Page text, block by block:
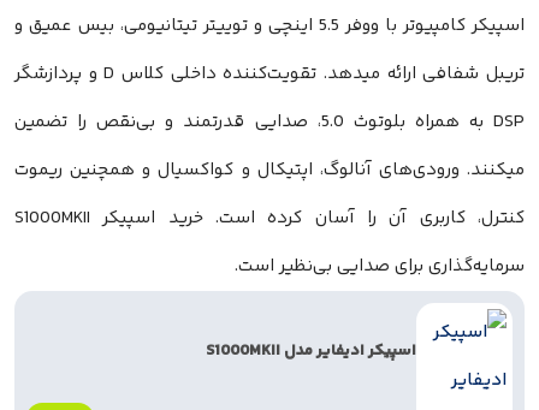
اسپیکر کامپیوتر با ووفر 5.5 اینچی و توییتر تیتانیومی، بیس عمیق و
تریبل شفافی ارائه میدهد. تقویت‌کننده داخلی کلاس D و پردازشگر
DSP به همراه بلوتوث 5.0، صدایی قدرتمند و بی‌نقص را تضمین
آنالوگ، اپتیکال و کواکسیال و همچنین ریموت
کنترل، کاربری آن را آسان کرده است. خرید اسپیکر S1000MKII
برای صدایی بی‌نظیر است.
اسپیکر ادیفایر مدل S1000MKII